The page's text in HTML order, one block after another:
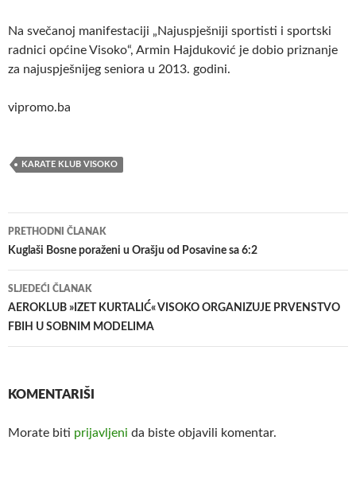
Na svečanoj manifestaciji „Najuspješniji sportisti i sportski
radnici općine Visoko“, Armin Hajduković je dobio priznanje
za najuspješnijeg seniora u 2013. godini.
vipromo.ba
KARATE KLUB VISOKO
Navigacija
članaka
PRETHODNI ČLANAK
Kuglaši Bosne poraženi u Orašju od Posavine sa 6:2
SLJEDEĆI ČLANAK
AEROKLUB »IZET KURTALIĆ« VISOKO ORGANIZUJE PRVENSTVO
FBIH U SOBNIM MODELIMA
KOMENTARIŠI
Morate biti prijavljeni da biste objavili komentar.